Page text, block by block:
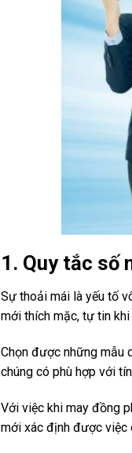
1. Quy tắc số
Sự thoải mái là yếu tố
mới thích mặc, tự tin
Chọn được những mẫu
chúng có phù hợp với
Với việc khi may đồng
mới xác định được việc